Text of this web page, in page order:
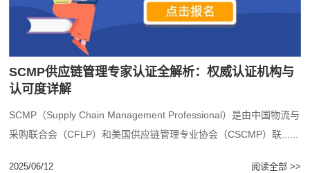
SCMP供应链管理专家认证全解析：权威认证机构与
认可度详解
SCMP（Supply Chain Management Professional）是由中国物流与
采购联合会（CFLP）和美国供应链管理专业协会（CSCMP）联......
2025/06/12 阅读全部 >>